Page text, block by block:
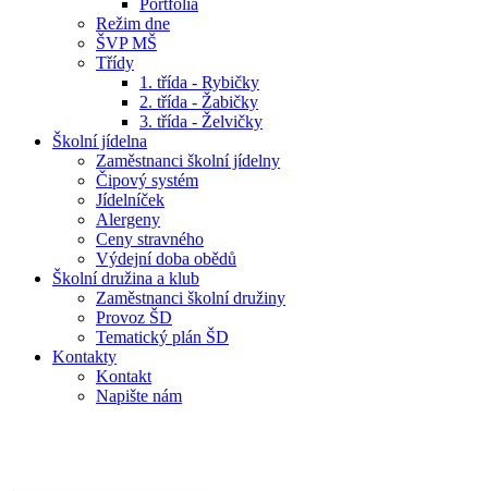
Portfolia
Režim dne
ŠVP MŠ
Třídy
1. třída - Rybičky
2. třída - Žabičky
3. třída - Želvičky
Školní jídelna
Zaměstnanci školní jídelny
Čipový systém
Jídelníček
Alergeny
Ceny stravného
Výdejní doba obědů
Školní družina a klub
Zaměstnanci školní družiny
Provoz ŠD
Tematický plán ŠD
Kontakty
Kontakt
Napište nám